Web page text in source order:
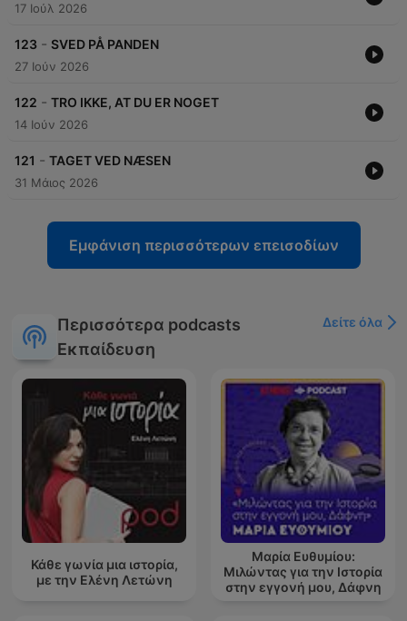
17 Ιούλ 2026
123 - SVED PÅ PANDEN
27 Ιούν 2026
122 - TRO IKKE, AT DU ER NOGET
14 Ιούν 2026
121 - TAGET VED NÆSEN
31 Μάιος 2026
Εμφάνιση περισσότερων επεισοδίων
Περισσότερα podcasts
Εκπαίδευση
Δείτε όλα
Κάθε γωνία μια ιστορία,
με την Ελένη Λετώνη
Μαρία Ευθυμίου:
Μιλώντας για την Ιστορία
στην εγγονή μου, Δάφνη